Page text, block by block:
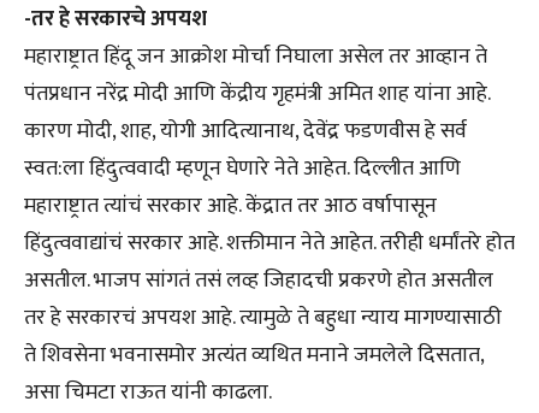
-तर हे सरकारचे अपयश
महाराष्ट्रात हिंदू जन आक्रोश मोर्चा निघाला असेल तर आव्हान ते
पंतप्रधान नरेंद्र मोदी आणि केंद्रीय गृहमंत्री अमित शाह यांना आहे.
कारण मोदी, शाह, योगी आदित्यानाथ, देवेंद्र फडणवीस हे सर्व
स्वत:ला हिंदुत्ववादी म्हणून घेणारे नेते आहेत. दिल्लीत आणि
महाराष्ट्रात त्यांचं सरकार आहे. केंद्रात तर आठ वर्षापासून
हिंदुत्ववाद्यांचं सरकार आहे. शक्तीमान नेते आहेत. तरीही धर्मांतरे होत
असतील. भाजप सांगतं तसं लव्ह जिहादची प्रकरणे होत असतील
तर हे सरकारचं अपयश आहे. त्यामुळे ते बहुधा न्याय मागण्यासाठी
ते शिवसेना भवनासमोर अत्यंत व्यथित मनाने जमलेले दिसतात,
असा चिमटा राऊत यांनी काढला.